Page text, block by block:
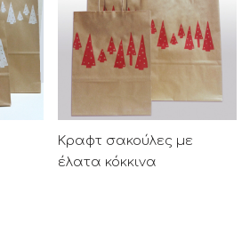
Κραφτ σακούλες με
έλατα κόκκινα